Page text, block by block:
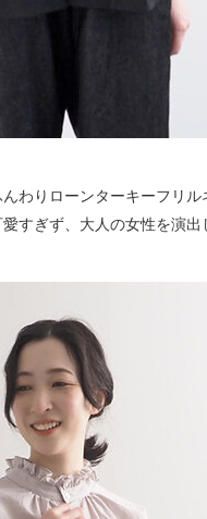
わりローンターキーフリ
すぎず、大人の女性を演出